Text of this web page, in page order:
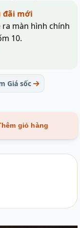
đãi mới
màn hình chính
10.
Giá sốc
giỏ hàng